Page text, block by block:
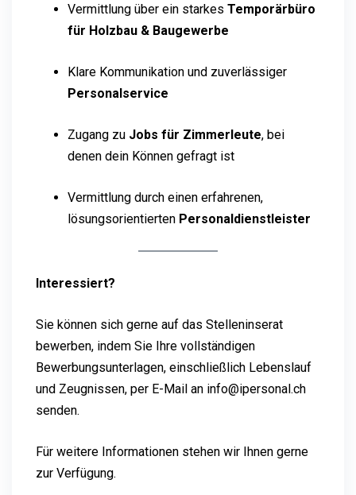
Vermittlung über ein starkes Temporärbüro
für Holzbau & Baugewerbe
Klare Kommunikation und zuverlässiger
Personalservice
Zugang zu Jobs für Zimmerleute, bei
denen dein Können gefragt ist
Vermittlung durch einen erfahrenen,
lösungsorientierten Personaldienstleister
Interessiert?
Sie können sich gerne auf das Stelleninserat
bewerben, indem Sie Ihre vollständigen
Bewerbungsunterlagen, einschließlich Lebenslauf
und Zeugnissen, per E-Mail an info@ipersonal.ch
senden.
Für weitere Informationen stehen wir Ihnen gerne
zur Verfügung.